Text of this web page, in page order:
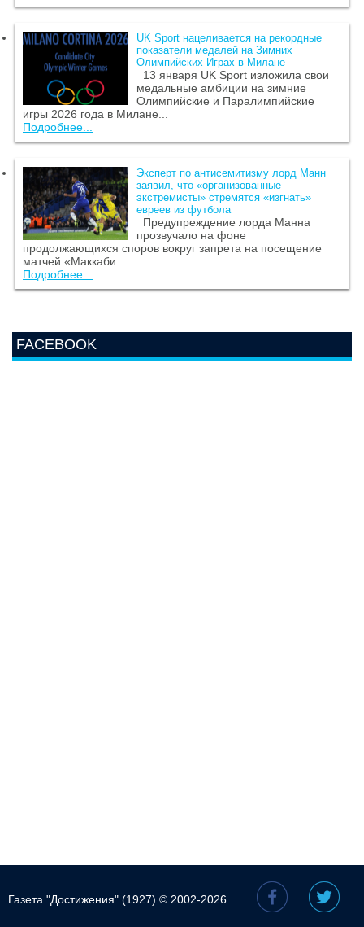
UK Sport нацеливается на рекордные
показатели медалей на Зимних
Олимпийских Играх в Милане
13 января UK Sport изложила свои
медальные амбиции на зимние
Олимпийские и Паралимпийские
игры 2026 года в Милане...
Подробнее...
Эксперт по антисемитизму лорд Манн
заявил, что «организованные
экстремисты» стремятся «изгнать»
евреев из футбола
Предупреждение лорда Манна
прозвучало на фоне
продолжающихся споров вокруг запрета на посещение
матчей «Маккаби...
Подробнее...
FACEBOOK
Газета "Достижения" (1927) © 2002-2026